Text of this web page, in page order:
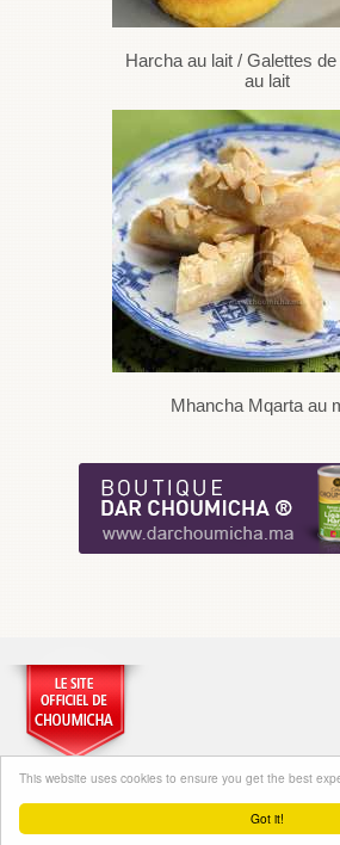
Got it!
This website uses cookies to ensure you get the best
Harcha au lait / Galettes
au lait
Mhancha Mqarta au